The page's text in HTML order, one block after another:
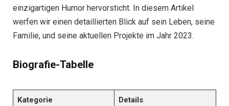
einzigartigen Humor hervorsticht. In diesem Artikel
werfen wir einen detaillierten Blick auf sein Leben, seine
Familie, und seine aktuellen Projekte im Jahr 2023.
Biografie-Tabelle
Kategorie Details